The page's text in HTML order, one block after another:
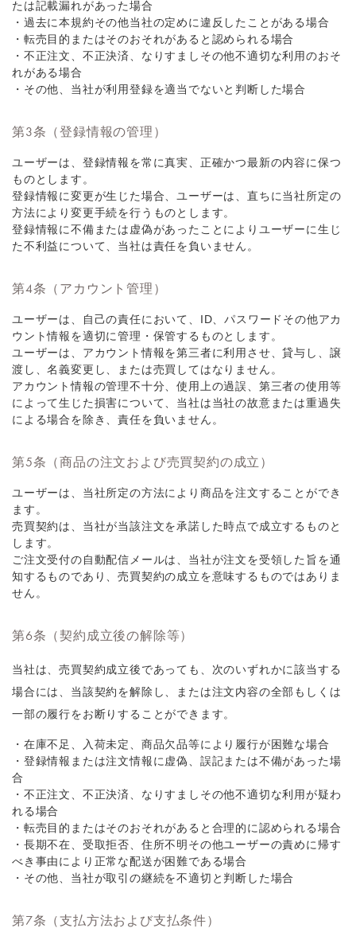
たは記載漏れがあった場合
・過去に本規約その他当社の定めに違反したことがある場合
・転売目的またはそのおそれがあると認められる場合
・不正注文、不正決済、なりすましその他不適切な利用のおそ
れがある場合
・その他、当社が利用登録を適当でないと判断した場合
第3条（登録情報の管理）
ユーザーは、登録情報を常に真実、正確かつ最新の内容に保つ
ものとします。
登録情報に変更が生じた場合、ユーザーは、直ちに当社所定の
方法により変更手続を行うものとします。
登録情報に不備または虚偽があったことによりユーザーに生じ
た不利益について、当社は責任を負いません。
第4条（アカウント管理）
ユーザーは、自己の責任において、ID、パスワードその他アカ
ウント情報を適切に管理・保管するものとします。
ユーザーは、アカウント情報を第三者に利用させ、貸与し、譲
渡し、名義変更し、または売買してはなりません。
アカウント情報の管理不十分、使用上の過誤、第三者の使用等
によって生じた損害について、当社は当社の故意または重過失
による場合を除き、責任を負いません。
第5条（商品の注文および売買契約の成立）
ユーザーは、当社所定の方法により商品を注文することができ
ます。
売買契約は、当社が当該注文を承諾した時点で成立するものと
します。
ご注文受付の自動配信メールは、当社が注文を受領した旨を通
知するものであり、売買契約の成立を意味するものではありま
せん。
第6条（契約成立後の解除等）
当社は、売買契約成立後であっても、次のいずれかに該当する
場合には、当該契約を解除し、または注文内容の全部もしくは
一部の履行をお断りすることができます。
・在庫不足、入荷未定、商品欠品等により履行が困難な場合
・登録情報または注文情報に虚偽、誤記または不備があった場
合
・不正注文、不正決済、なりすましその他不適切な利用が疑わ
れる場合
・転売目的またはそのおそれがあると合理的に認められる場合
・長期不在、受取拒否、住所不明その他ユーザーの責めに帰す
べき事由により正常な配送が困難である場合
・その他、当社が取引の継続を不適切と判断した場合
第7条（支払方法および支払条件）